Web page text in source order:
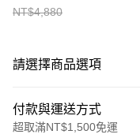
NT$4,880
請選擇商品選項
付款與運送方式
超取滿NT$1,500免運